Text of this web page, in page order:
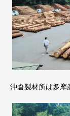
沖倉製材所は多摩